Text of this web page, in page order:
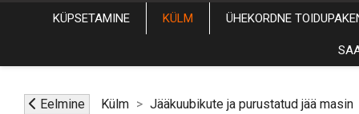
KÜPSETAMINE KÜLM ÜHEKORDNE
Eelmine Külm Jääkuubikute ja purustatud jää masin